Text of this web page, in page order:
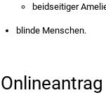
beidseitiger
blinde Menschen.